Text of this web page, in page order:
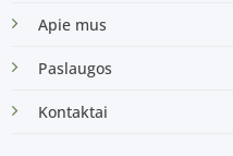
Apie mus
Paslaugos
Kontaktai